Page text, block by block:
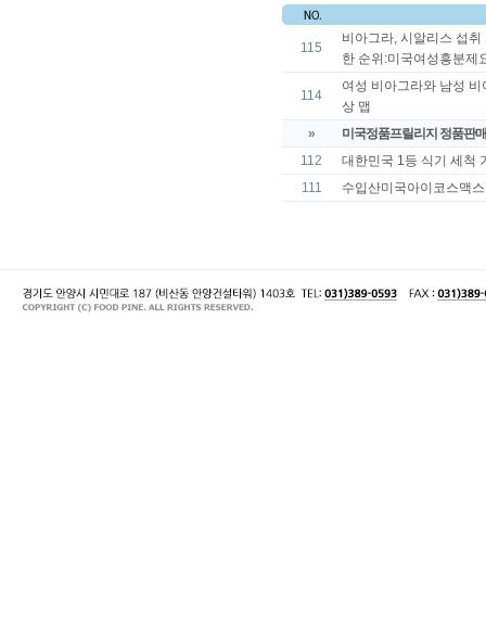
115
비아그라, 시알리스 섭
한 순위:미국여성흥분제
114
여성 비아그라와 남성
상 맵
»
미국정품프릴리지 정품판
112
대한민국 1등 식기 세척
111
수입산미국아이코스맥